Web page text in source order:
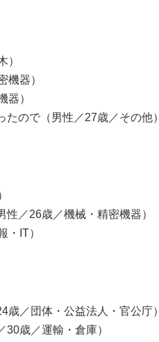
）
機器）
器）
ので（男性／27歳／その他）
性／26歳／機械・精密機器）
・IT）
歳／団体・公益法人・官公庁）
30歳／運輸・倉庫）